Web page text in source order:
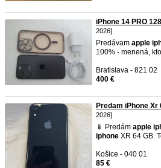
iPhone 14 PRO
2026]
Predávam apple
100% - menená,
Bratislava - 821 02
400 €
Predam iPhone Xr
2026]
📱 Predám apple
iphone XR 64 GB.
Košice - 040 01
85 €